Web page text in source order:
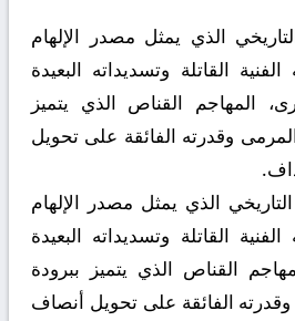
الذي يمثل مصدر الإلهام
القاتلة وتسديداته البعيدة
المهاجم القناص الذي يتميز
وقدرته الفائقة على تحويل
الذي يمثل مصدر الإلهام
القاتلة وتسديداته البعيدة
القناص الذي يتميز ببرودة
الفائقة على تحويل أنصاف